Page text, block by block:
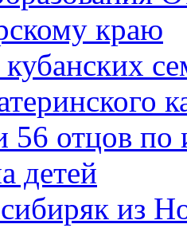
краю
56 отцов по
детей
из